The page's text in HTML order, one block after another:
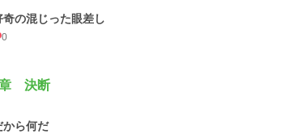
奇の混じった眼差し
0
決断
から何だ